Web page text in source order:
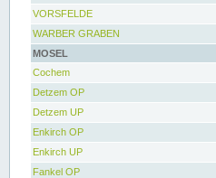
VORSFELDE
WARBER GRABEN
MOSEL
Cochem
Detzem OP
Detzem UP
Enkirch OP
Enkirch UP
Fankel OP